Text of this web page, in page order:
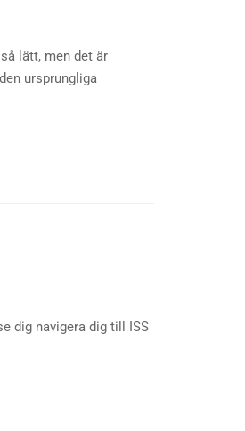
lätt, men det är
ursprungliga
dig navigera dig till ISS